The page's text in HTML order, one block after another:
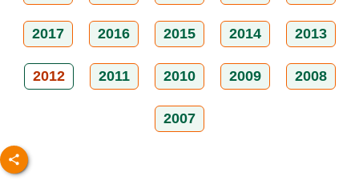
2017 2016 2015 2014 2013
2012 2011 2010 2009 2008
2007